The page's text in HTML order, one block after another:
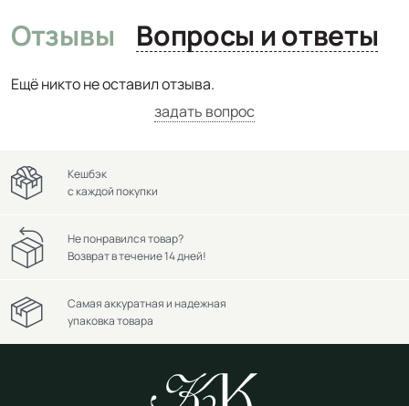
Отзывы Вопросы и ответы
Ещё никто не оставил отзыва.
задать вопрос
Кешбэк
с каждой покупки
Не понравился товар?
Возврат в течение 14 дней!
Самая аккуратная и надежная
упаковка товара